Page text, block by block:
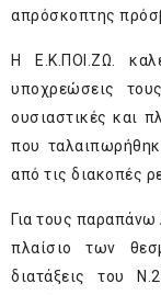
απρόσκοπτης
Η Ε.Κ.ΠΟΙ.ΖΩ.
υποχρεώσεις
ουσιαστικές και
που
από τις διακοπές
Για τους παραπάνω
πλαίσιο των
διατάξεις του